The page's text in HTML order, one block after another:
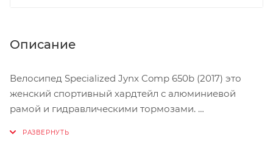
Описание
Велосипед Specialized Jynx Comp 650b (2017) это
женский спортивный хардтейл с алюминиевой
рамой и гидравлическими тормозами.